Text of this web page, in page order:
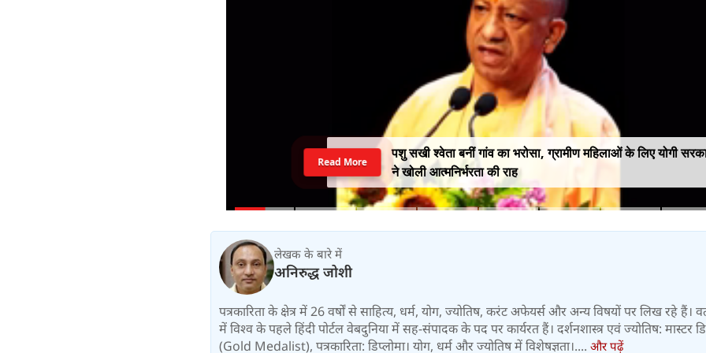
पशु सखी श्वेता बनीं गांव का भरोसा, ग्रामीण महिलाओं के लिए योगी
ने खोली आत्मनिर्भरता की राह
Read More
लेखक के बारे में
अनिरुद्ध जोशी
पत्रकारिता के क्षेत्र में 26 वर्षों से साहित्य, धर्म, योग, ज्योतिष, करंट अफेयर्स और अन्य विषयों पर लिख रहे हैं।
में विश्‍व के पहले हिंदी पोर्टल वेबदुनिया में सह-संपादक के पद पर कार्यरत हैं। दर्शनशास्त्र एवं ज्योतिष: मास्टर
(Gold Medalist), पत्रकारिता: डिप्लोमा। योग, धर्म और ज्योतिष में विशेषज्ञता।.... और पढ़ें